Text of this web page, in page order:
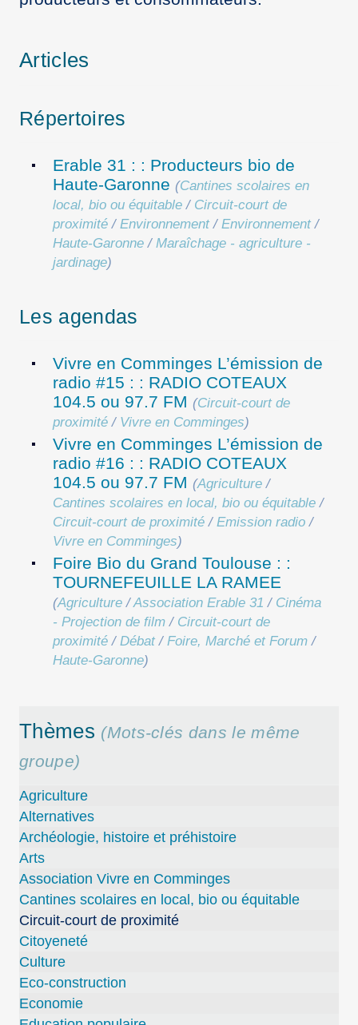
Articles
Répertoires
Erable 31 : : Producteurs bio de
Haute-Garonne (Cantines scolaires en
local, bio ou équitable / Circuit-court de
proximité / Environnement/ Environnement/
Haute-Garonne / Maraîchage - agriculture -
jardinage)
Les agendas
Vivre en Comminges L’émission de
radio #15 : : RADIO COTEAUX
104.5 ou 97.7 FM (Circuit-court de
proximité / Vivre en Comminges)
Vivre en Comminges L’émission de
radio #16 : : RADIO COTEAUX
104.5 ou 97.7 FM (Agriculture /
Cantines scolaires en local, bio ou équitable /
Circuit-court de proximité / Emission radio /
Vivre en Comminges)
Foire Bio du Grand Toulouse : :
TOURNEFEUILLE LA RAMEE
(Agriculture /Association Erable 31 / Cinéma
- Projection de film / Circuit-court de
proximité / Débat/ Foire, Marché et Forum /
Haute-Garonne)
Thèmes (Mots-clés dans le même
groupe)
Agriculture
Alternatives
Archéologie, histoire et préhistoire
Arts
Association Vivre en Comminges
Cantines scolaires en local, bio ou équitable
Circuit-court de proximité
Citoyeneté
Culture
Eco-construction
Economie